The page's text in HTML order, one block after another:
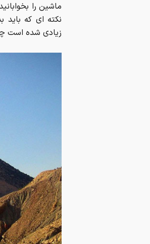
ماشین را
نکته ای که
زیادی شده است